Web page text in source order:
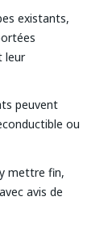
existants,
leur
peuvent
ou
mettre fin,
avis de